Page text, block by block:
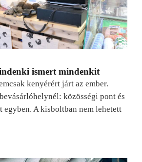
ismert mindenkit
kenyérért járt az ember.
közösségi pont és
A kisboltban nem lehetett